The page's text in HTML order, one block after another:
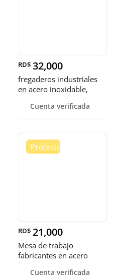
RD$ 32,000
fregaderos industriales
en acero inoxidable,
Cuenta verificada
RD$ 21,000
Mesa de trabajo
fabricantes en acero
Cuenta verificada